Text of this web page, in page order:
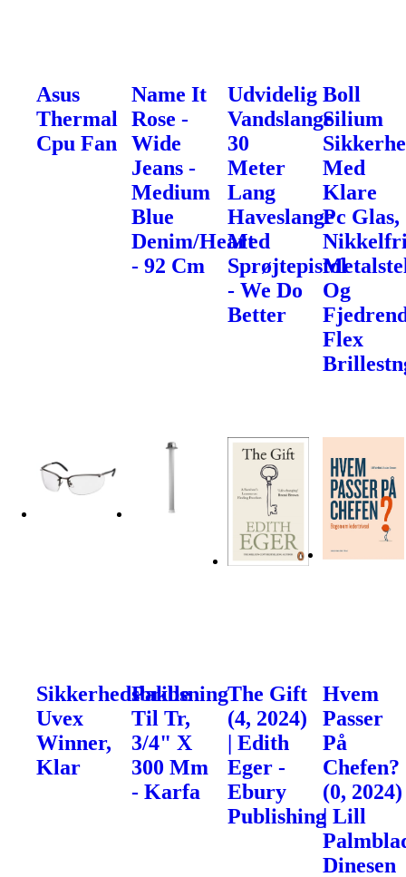
Asus
Thermal
Cpu Fan
Name It
Rose -
Wide
Jeans -
Medium
Blue
Denim/Heart
- 92 Cm
Udvidelig
Vandslange
30
Meter
Lang
Haveslange
Med
Sprøjtepistol
- We Do
Better
Boll
Silium
Med
Klare
Pc Glas,
Og
Flex
Sikkerhedsbrille
Uvex
Winner,
Klar
Pakbsning
Til Tr,
3/4" X
300 Mm
- Karfa
The Gift
(4, 2024)
| Edith
Eger -
Ebury
Publishing
Hvem
Passer
På
Chefen?
(0, 2024)
| Lill
Dinesen